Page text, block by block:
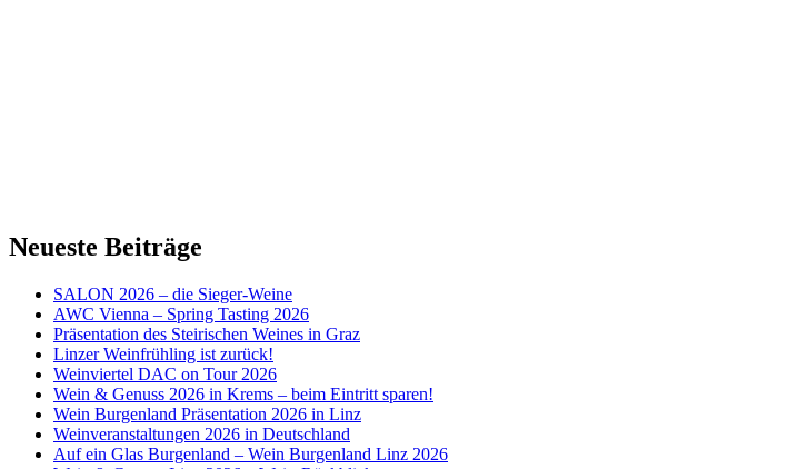
Neueste Beiträge
SALON 2026 – die Sieger-Weine
AWC Vienna – Spring Tasting 2026
Präsentation des Steirischen Weines in Graz
Linzer Weinfrühling ist zurück!
Weinviertel DAC on Tour 2026
Wein & Genuss 2026 in Krems – beim Eintritt sparen!
Wein Burgenland Präsentation 2026 in Linz
Weinveranstaltungen 2026 in Deutschland
Auf ein Glas Burgenland – Wein Burgenland Linz 2026